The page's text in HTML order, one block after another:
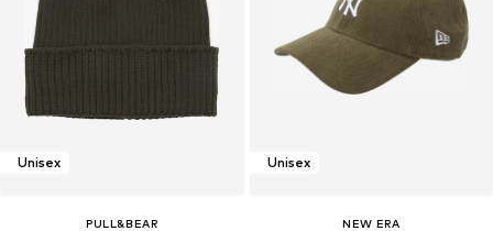
Unisex
PULL&BEAR
Unisex
NEW ERA